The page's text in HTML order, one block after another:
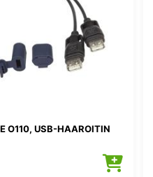
O110, USB-HAAROITIN